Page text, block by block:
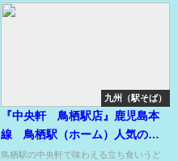
九州（駅そば）
『中央軒 鳥栖駅店』鹿児島本
線 鳥栖駅（ホーム）人気の
「かしわうどん」+レモン??
鳥栖駅の中央軒で味わえる立ち食いうど